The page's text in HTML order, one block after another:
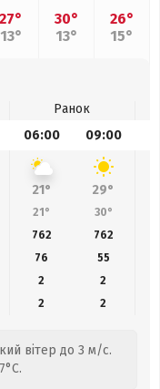
27°
13°
30°
13°
26°
15°
Ранок
06:00 09:00
21° 29°
21° 30°
762 762
76 55
2
2
2 2
вітер до 3 м/с.